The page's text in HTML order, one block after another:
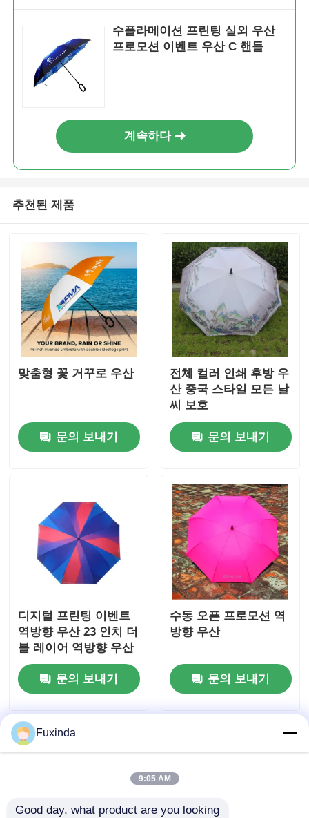
수플라메이션 프린팅 실외 우산
프로모션 이벤트 우산 C 핸들
계속하다
추천된 제품
맞춤형 꽃 거꾸로 우산
문의 보내기
전체 컬러 인쇄 후방 우
산 중국 스타일 모든 날
씨 보호
문의 보내기
디지털 프린팅 이벤트
역방향 우산 23 인치 더
블 레이어 역방향 우산
문의 보내기
수동 오픈 프로모션 역
방향 우산
문의 보내기
Fuxinda
9:05 AM
Good day, what product are you looking